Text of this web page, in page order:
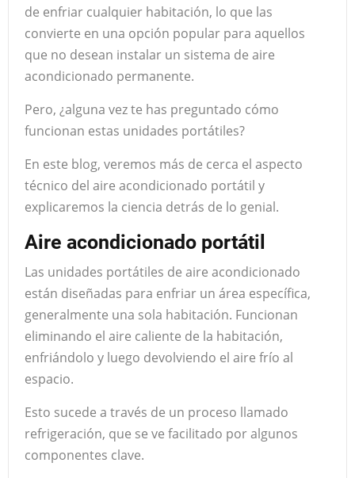
de enfriar cualquier habitación, lo que las
convierte en una opción popular para aquellos
que no desean instalar un sistema de aire
acondicionado permanente.
Pero, ¿alguna vez te has preguntado cómo
funcionan estas unidades portátiles?
En este blog, veremos más de cerca el aspecto
técnico del aire acondicionado portátil y
explicaremos la ciencia detrás de lo genial.
Aire acondicionado portátil
Las unidades portátiles de aire acondicionado
están diseñadas para enfriar un área específica,
generalmente una sola habitación. Funcionan
eliminando el aire caliente de la habitación,
enfriándolo y luego devolviendo el aire frío al
espacio.
Esto sucede a través de un proceso llamado
refrigeración, que se ve facilitado por algunos
componentes clave.